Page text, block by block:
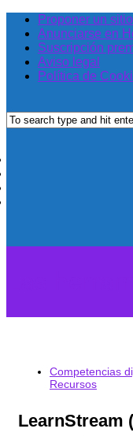
Proponer un sitio
Anunciarse en
Suscripción
Aviso legal
Política de
Competencias
Recursos
LearnStream